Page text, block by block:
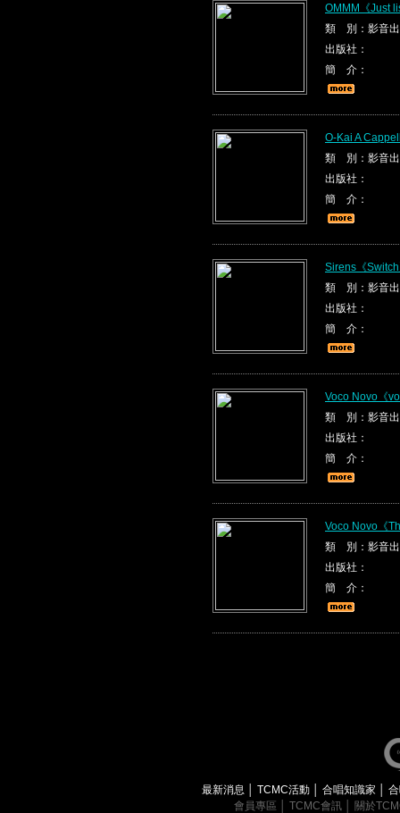
OMMM《Just
類 別：影音
出版社：
簡 介：
O-Kai A
類 別：影音
出版社：
簡 介：
Sirens《
類 別：影音
出版社：
簡 介：
Voco Novo《
類 別：影音
出版社：
簡 介：
Voco Novo《
類 別：影音
出版社：
簡 介：
最新消息 TCMC活動 合唱知識家
會員專區
TCMC會訊 關於